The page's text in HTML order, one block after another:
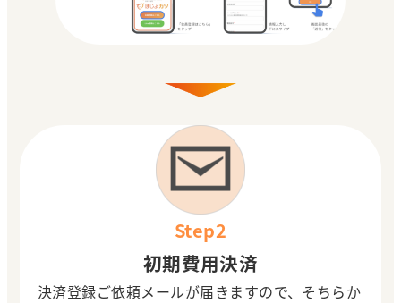
Step2
初期費用決済
決済登録ご依頼メールが届きますので、そちらか